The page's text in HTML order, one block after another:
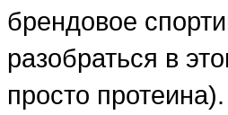
брендовое
разобраться в
просто